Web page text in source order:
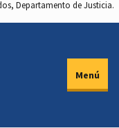
Departamento de Justicia.
Menú